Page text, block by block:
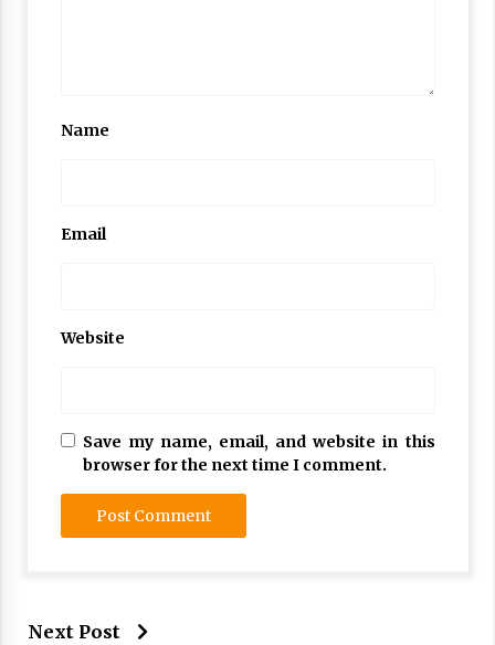
Name
Email
Website
Save my name, email, and website in this
browser for the next time I comment.
Next Post